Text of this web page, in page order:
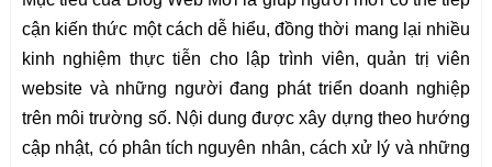
cận kiến thức một cách dễ hiểu, đồng thời mang lại nhiều
kinh nghiệm thực tiễn cho lập trình viên, quản trị viên
website và những người đang phát triển doanh nghiệp
trên môi trường số. Nội dung được xây dựng theo hướng
cập nhật, có phân tích nguyên nhân, cách xử lý và những